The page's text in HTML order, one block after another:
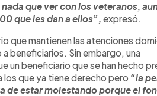
que ver con los veteranos,
que les dan a ellos”, expresó.
que mantienen las atenciones
beneficiarios. Sin embargo, una
un beneficiario que se han hecho
los que ya tiene derecho pero “la
de estar molestando porque el